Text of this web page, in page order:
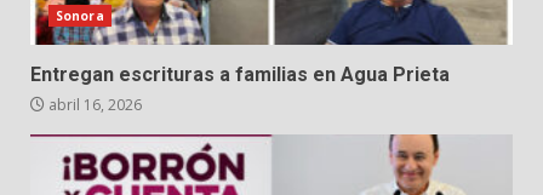
Sonora
Entregan escrituras a familias en Agua Prieta
abril 16, 2026